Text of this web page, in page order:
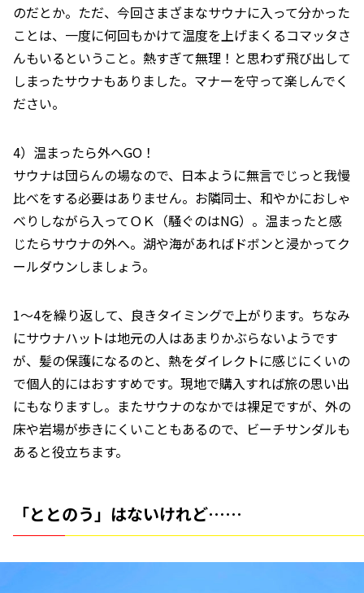
のだとか。ただ、今回さまざまなサウナに入って分かった
ことは、一度に何回もかけて温度を上げまくるコマッタさ
んもいるということ。熱すぎて無理！と思わず飛び出して
しまったサウナもありました。マナーを守って楽しんでく
ださい。
4）温まったら外へGO！
サウナは団らんの場なので、日本ように無言でじっと我慢
比べをする必要はありません。お隣同士、和やかにおしゃ
べりしながら入ってＯＫ（騒ぐのはNG）。温まったと感
じたらサウナの外へ。湖や海があればドボンと浸かってク
ールダウンしましょう。
1～4を繰り返して、良きタイミングで上がります。ちなみ
にサウナハットは地元の人はあまりかぶらないようです
が、髪の保護になるのと、熱をダイレクトに感じにくいの
で個人的にはおすすめです。現地で購入すれば旅の思い出
にもなりますし。またサウナのなかでは裸足ですが、外の
床や岩場が歩きにくいこともあるので、ビーチサンダルも
あると役立ちます。
「ととのう」はないけれど……